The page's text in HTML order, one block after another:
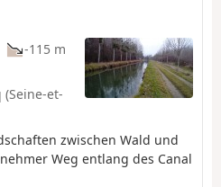
-115 m
et-
zwischen Wald und
Weg entlang des Canal